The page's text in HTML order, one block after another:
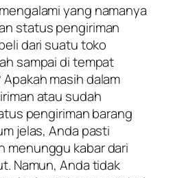
yang namanya
status pengiriman
dari suatu toko
sampai di tempat
masih dalam
atau sudah
pengiriman barang
jelas, Anda pasti
menunggu kabar dari
Namun, Anda tidak